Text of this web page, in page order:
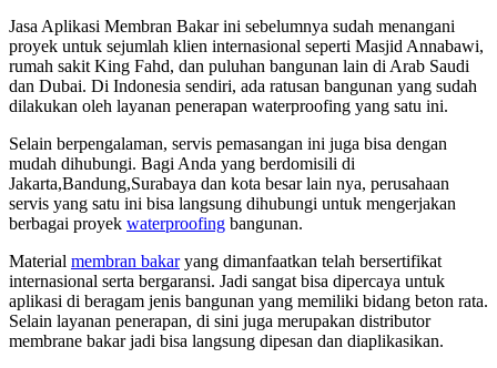
Jasa Aplikasi Membran Bakar ini sebelumnya sudah menangani
proyek untuk sejumlah klien internasional seperti Masjid Annabawi,
rumah sakit King Fahd, dan puluhan bangunan lain di Arab Saudi
dan Dubai. Di Indonesia sendiri, ada ratusan bangunan yang sudah
dilakukan oleh layanan penerapan waterproofing yang satu ini.
Selain berpengalaman, servis pemasangan ini juga bisa dengan
mudah dihubungi. Bagi Anda yang berdomisili di
Jakarta,Bandung,Surabaya dan kota besar lain nya, perusahaan
servis yang satu ini bisa langsung dihubungi untuk mengerjakan
berbagai proyek waterproofing bangunan.
Material membran bakaryang dimanfaatkan telah bersertifikat
internasional serta bergaransi. Jadi sangat bisa dipercaya untuk
aplikasi di beragam jenis bangunan yang memiliki bidang beton rata.
Selain layanan penerapan, di sini juga merupakan distributor
membrane bakar jadi bisa langsung dipesan dan diaplikasikan.